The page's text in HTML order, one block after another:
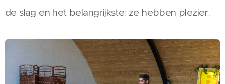
de slag en het belangrijkste: ze hebben plezier.